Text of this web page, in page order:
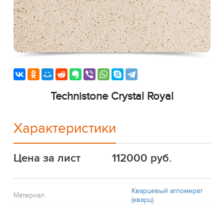
Technistone Crystal Royal
Характеристики
Цена за лист 112000 руб.
Материал
Кварцевый агломерат
(кварц)